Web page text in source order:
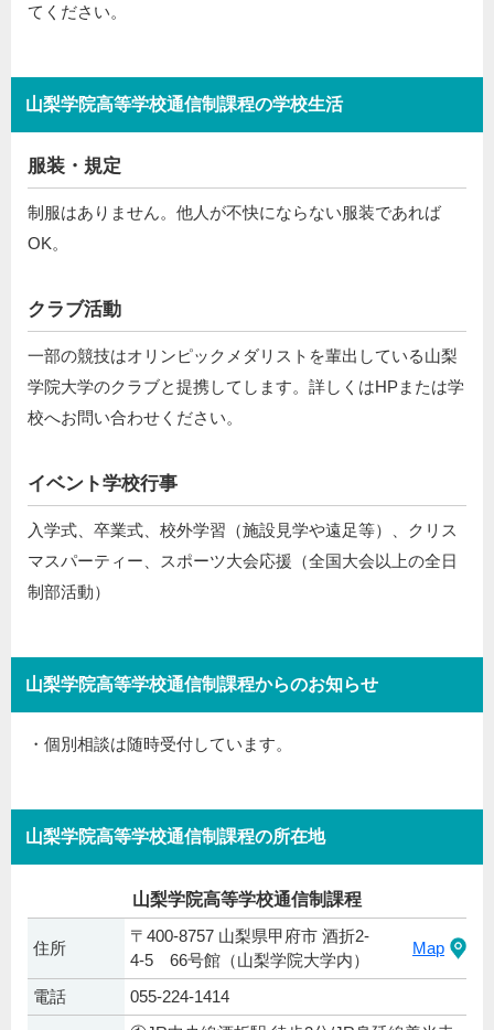
てください。
山梨学院高等学校通信制課程の学校生活
服装・規定
制服はありません。他人が不快にならない服装であれば
OK。
クラブ活動
一部の競技はオリンピックメダリストを輩出している山梨
学院大学のクラブと提携してします。詳しくはHPまたは学
校へお問い合わせください。
イベント学校行事
入学式、卒業式、校外学習（施設見学や遠足等）、クリス
マスパーティー、スポーツ大会応援（全国大会以上の全日
制部活動）
山梨学院高等学校通信制課程からのお知らせ
・個別相談は随時受付しています。
山梨学院高等学校通信制課程の所在地
山梨学院高等学校通信制課程
住所
〒400-8757 山梨県甲府市 酒折2-
4-5 66号館（山梨学院大学内）
Map
電話
055-224-1414